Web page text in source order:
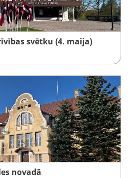
svētku (4. maija)
novadā